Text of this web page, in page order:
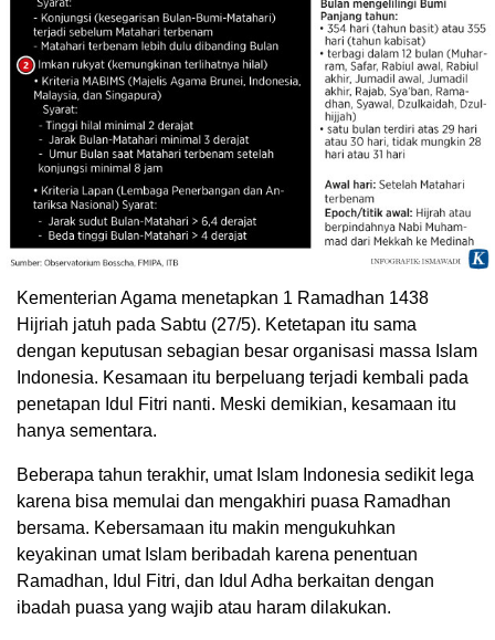
Kementerian Agama menetapkan 1 Ramadhan 1438
Hijriah jatuh pada Sabtu (27/5). Ketetapan itu sama
dengan keputusan sebagian besar organisasi massa Islam
Indonesia. Kesamaan itu berpeluang terjadi kembali pada
penetapan Idul Fitri nanti. Meski demikian, kesamaan itu
hanya sementara.
Beberapa tahun terakhir, umat Islam Indonesia sedikit lega
karena bisa memulai dan mengakhiri puasa Ramadhan
bersama. Kebersamaan itu makin mengukuhkan
keyakinan umat Islam beribadah karena penentuan
Ramadhan, Idul Fitri, dan Idul Adha berkaitan dengan
ibadah puasa yang wajib atau haram dilakukan.